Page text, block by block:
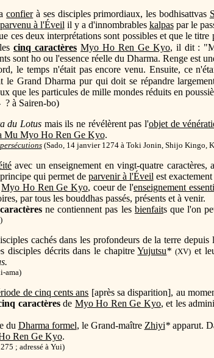
confierà ses disciples primordiaux, les bodhisattvas
parvenu à l'Éveil il y a d'innombrables kalpaspar le
ces deux interprétations sont possibles et que le
cinq caractères Myo Ho Ren Ge Kyo, il dit :
sont ho ou l'essence réelle du Dharma. Renge est
le temps n'était pas encore venu. Ensuite, ce
le Grand Dharma pur qui doit se répandre
que les particules de mille mondes réduits en
? à Sairen-bo)
du Lotusmais ils ne révélèrent pas l'objet de
Mu Myo Ho Ren Ge Kyo.
(Sado, 14 janvier 1274 à Toki Jonin, Shijo Kingo,
avec un enseignement en vingt-quatre
qui permet de parvenir à l'Éveil est
Myo Ho Ren Ge Kyo, coeur de l'enseignement
par tous les bouddhas passés, présents et à venir.
ne contiennent pas les bienfaits que l'on
cachés dans les profondeurs de la terre depuis
disciples décrits dans le chapitreYujutsu* (XV) et
ama)
de cinq cents ans [après sa disparition], au
caractèresde Myo Ho Ren Ge Kyo, et les
du Dharma formel, le Grand-maître Zhiyi*apparut.
Ren Ge Kyo.
; adressé à Yui)